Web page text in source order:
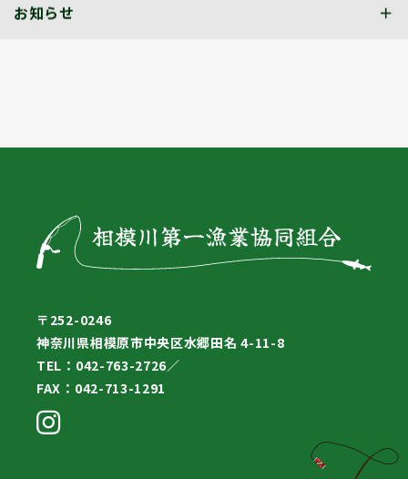
お知らせ
〒252-0246
神奈川県相模原市中央区水郷田名 4-11-8
TEL：042-763-2726／
FAX：042-713-1291